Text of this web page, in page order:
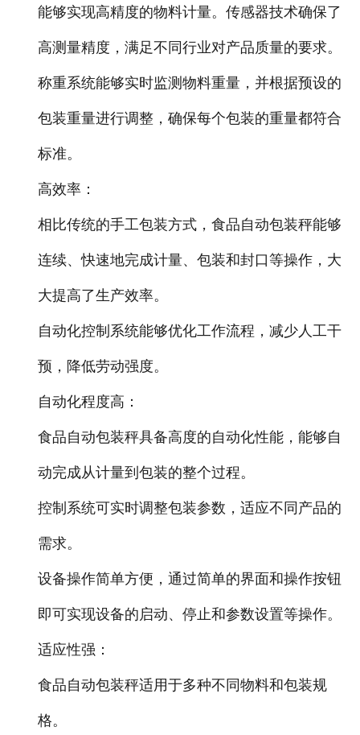
电子配料秤
JCS系列减量秤
- Z字型提升机
- 绞龙
给煤机
能够实现高精度的物料计量。传感器技术确保了
高测量精度，满足不同行业对产品质量的要求。
称重系统能够实时监测物料重量，并根据预设的
包装重量进行调整，确保每个包装的重量都符合
标准。
高效率：
相比传统的手工包装方式，食品自动包装秤能够
连续、快速地完成计量、包装和封口等操作，大
大提高了生产效率。
自动化控制系统能够优化工作流程，减少人工干
预，降低劳动强度。
自动化程度高：
食品自动包装秤具备高度的自动化性能，能够自
动完成从计量到包装的整个过程。
控制系统可实时调整包装参数，适应不同产品的
需求。
设备操作简单方便，通过简单的界面和操作按钮
即可实现设备的启动、停止和参数设置等操作。
适应性强：
食品自动包装秤适用于多种不同物料和包装规
格。